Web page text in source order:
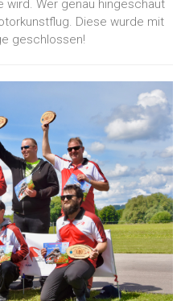
wird. Wer genau hingeschaut
Diese wurde mit
geschlossen!